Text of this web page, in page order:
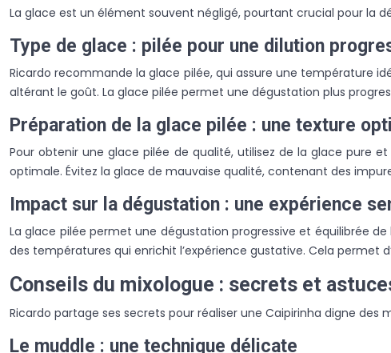
La glace est un élément souvent négligé, pourtant crucial pour la
Type de glace : pilée pour une dilution
Ricardo recommande la glace pilée, qui assure une température
altérant le goût. La glace pilée permet une dégustation plus
Préparation de la glace pilée : une texture
Pour obtenir une glace pilée de qualité, utilisez de la glace pure
optimale. Évitez la glace de mauvaise qualité, contenant des
Impact sur la dégustation : une expérience
La glace pilée permet une dégustation progressive et équilibrée
des températures qui enrichit l’expérience gustative. Cela permet
Conseils du mixologue : secrets et
Ricardo partage ses secrets pour réaliser une Caipirinha digne des
Le muddle : une technique délicate